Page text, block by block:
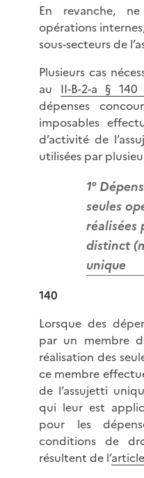
En revanche,
opérations
sous-secteurs de
Plusieurs cas
au II-B-2-a §
dépenses
imposables
d’activité de
utilisées par
1°
seules
réalisées
distinct
unique
140
Lorsque des
par un membre
réalisation des
ce membre
de l’assujetti
qui leur est
pour les
conditions de
résultent de l’